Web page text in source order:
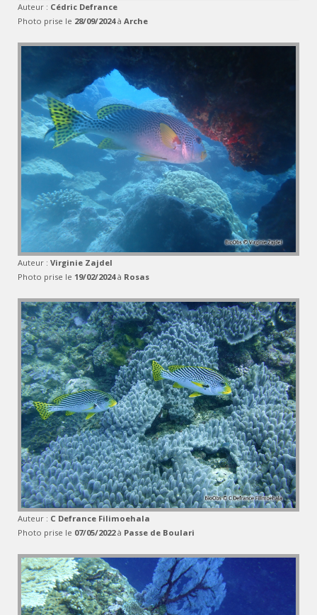
Auteur : Cédric Defrance
Photo prise le 28/09/2024à Arche
Auteur : Virginie Zajdel
Photo prise le 19/02/2024à Rosas
Auteur : C Defrance Filimoehala
Photo prise le 07/05/2022à Passe de Boulari